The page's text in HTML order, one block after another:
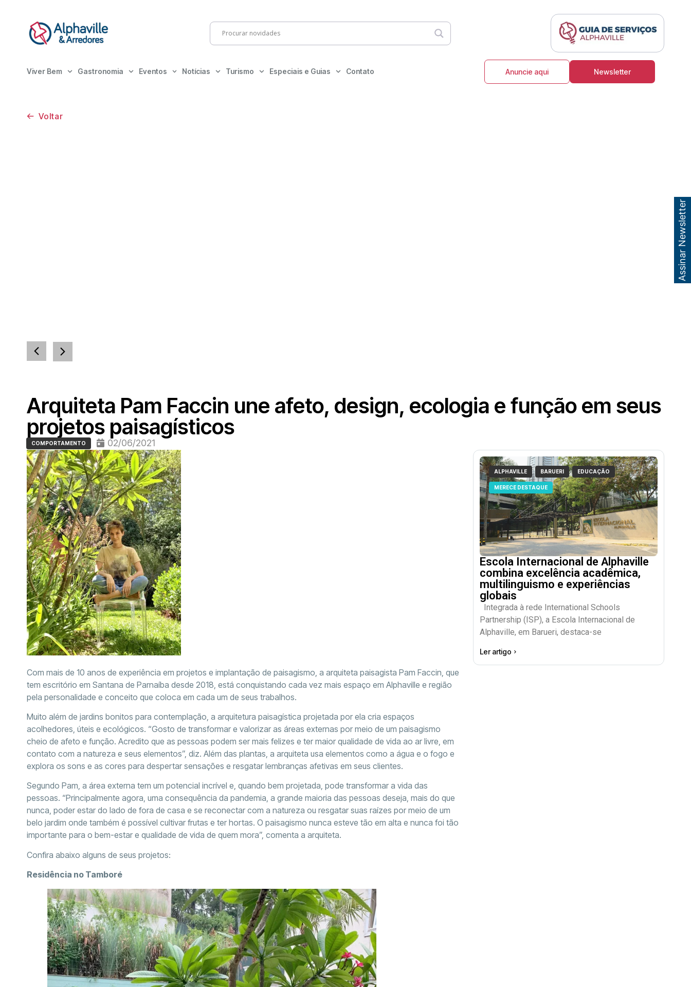
Viver Bem Gastronomia Eventos Notícias Turismo Especiais e Guias Contato Anuncie aqui Newsletter
Voltar
Arquiteta Pam Faccin une afeto, design, ecologia e função em seus
projetos paisagísticos
COMPORTAMENTO 02/06/2021
Com mais de 10 anos de experiência em projetos e implantação de paisagismo, a arquiteta paisagista Pam Faccin, que
tem escritório em Santana de Parnaíba desde 2018, está conquistando cada vez mais espaço em Alphaville e região
pela personalidade e conceito que coloca em cada um de seus trabalhos.
Muito além de jardins bonitos para contemplação, a arquitetura paisagística projetada por ela cria espaços
acolhedores, úteis e ecológicos. “Gosto de transformar e valorizar as áreas externas por meio de um paisagismo
cheio de afeto e função. Acredito que as pessoas podem ser mais felizes e ter maior qualidade de vida ao ar livre, em
contato com a natureza e seus elementos”, diz. Além das plantas, a arquiteta usa elementos como a água e o fogo e
explora os sons e as cores para despertar sensações e resgatar lembranças afetivas em seus clientes.
Segundo Pam, a área externa tem um potencial incrível e, quando bem projetada, pode transformar a vida das
pessoas. “Principalmente agora, uma consequência da pandemia, a grande maioria das pessoas deseja, mais do que
nunca, poder estar do lado de fora de casa e se reconectar com a natureza ou resgatar suas raízes por meio de um
belo jardim onde também é possível cultivar frutas e ter hortas. O paisagismo nunca esteve tão em alta e nunca foi tão
importante para o bem-estar e qualidade de vida de quem mora”, comenta a arquiteta.
Confira abaixo alguns de seus projetos:
Residência no Tamboré
ALPHAVILLE BARUERI EDUCAÇÃO
MERECE DESTAQUE
Escola Internacional de Alphaville
combina excelência acadêmica,
multilinguismo e experiências
globais
Integrada à rede International Schools
Partnership (ISP), a Escola Internacional de
Alphaville, em Barueri, destaca-se
Ler artigo
Assinar Newsletter